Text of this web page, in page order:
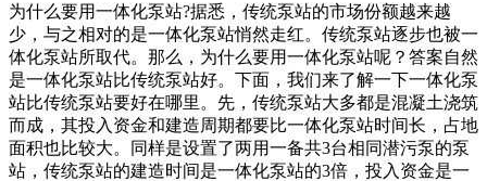
为什么要用一体化泵站?据悉，传统泵站的市场份额越来越
少，与之相对的是一体化泵站悄然走红。传统泵站逐步也被一
体化泵站所取代。那么，为什么要用一体化泵站呢？答案自然
是一体化泵站比传统泵站好。下面，我们来了解一下一体化泵
站比传统泵站要好在哪里。先，传统泵站大多都是混凝土浇筑
而成，其投入资金和建造周期都要比一体化泵站时间长，占地
面积也比较大。同样是设置了两用一备共3台相同潜污泵的泵
站，传统泵站的建造时间是一体化泵站的3倍，投入资金是一